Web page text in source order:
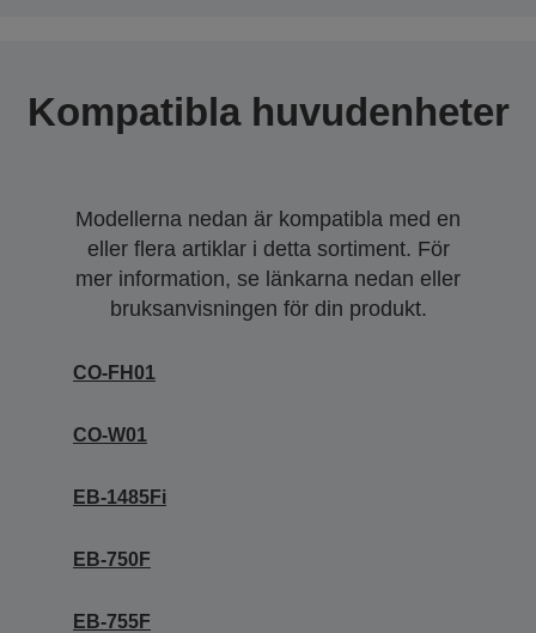
Kompatibla huvudenheter
Modellerna nedan är kompatibla med en
eller flera artiklar i detta sortiment. För
mer information, se länkarna nedan eller
bruksanvisningen för din produkt.
CO-FH01
CO-W01
EB-1485Fi
EB-750F
EB-755F